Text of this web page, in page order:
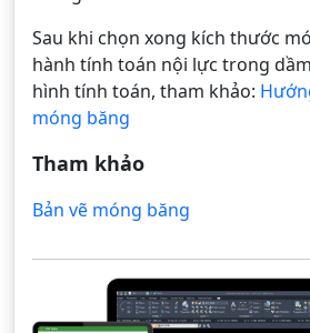
Sau khi chọn xong kích thước
hành tính toán nội lực trong
hình tính toán, tham khảo:
móng băng
Tham khảo
Bản vẽ móng băng